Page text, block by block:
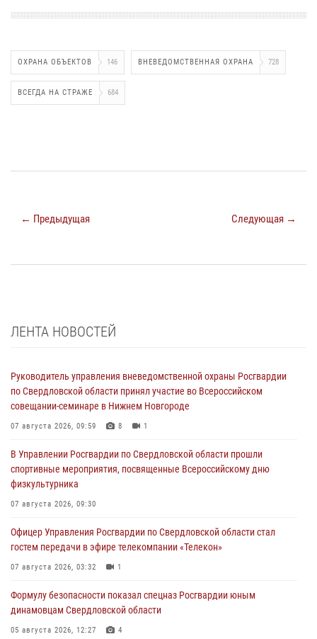
ОХРАНА ОБЪЕКТОВ 146 ВНЕВЕДОМСТВЕННАЯ ОХРАНА 728
ВСЕГДА НА СТРАЖЕ 684
← Предыдущая Следующая →
ЛЕНТА НОВОСТЕЙ
Руководитель управления вневедомственной охраны Росгвардии
по Свердловской области принял участие во Всероссийском
совещании-семинаре в Нижнем Новгороде
07 августа 2026, 09:59 8 1
В Управлении Росгвардии по Свердловской области прошли
спортивные мероприятия, посвященные Всероссийскому дню
физкультурника
07 августа 2026, 09:30
Офицер Управления Росгвардии по Свердловской области стал
гостем передачи в эфире телекомпании «Телекон»
07 августа 2026, 03:32 1
Формулу безопасности показал спецназ Росгвардии юным
динамовцам Свердловской области
05 августа 2026, 12:27 4